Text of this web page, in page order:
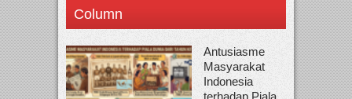
Column
Antusiasme
Masyarakat
Indonesia
terhadap Piala